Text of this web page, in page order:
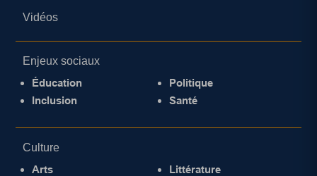
Vidéos
Enjeux sociaux
Éducation
Inclusion
Politique
Santé
Culture
Arts
Littérature